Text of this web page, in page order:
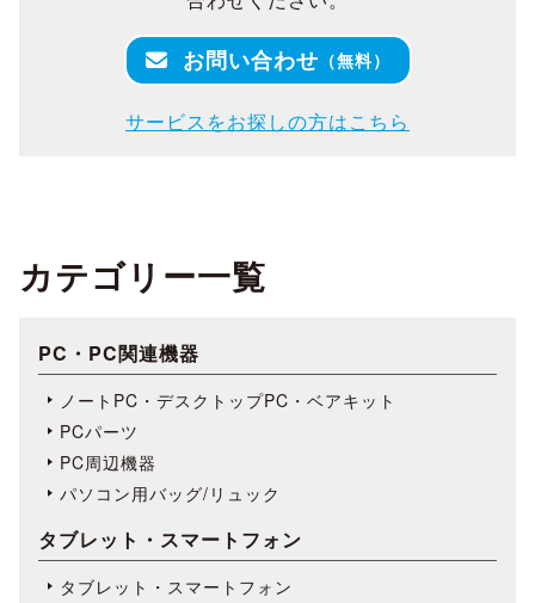
お問い合わせ （無料）
サービスをお探しの方はこちら
カテゴリー一覧
PC・PC関連機器
ノートPC・デスクトップPC・ベアキット
PCパーツ
PC周辺機器
パソコン用バッグ/リュック
タブレット・スマートフォン
タブレット・スマートフォン